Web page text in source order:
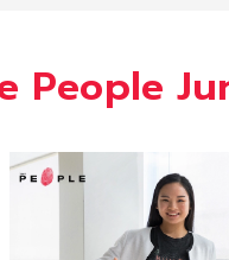
People